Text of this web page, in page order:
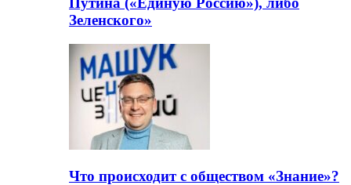
Зеленского»
Что происходит с обществом «Знание»?